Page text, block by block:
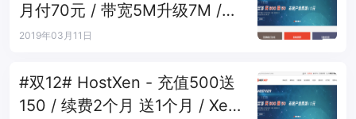
月付70元 / 带宽5M升级7M /
买二送一
2019年03月11日
#双12# HostXen - 充值500送
150 / 续费2个月 送1个月 / Xen